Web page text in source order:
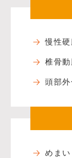
慢性
頭部外
めまい